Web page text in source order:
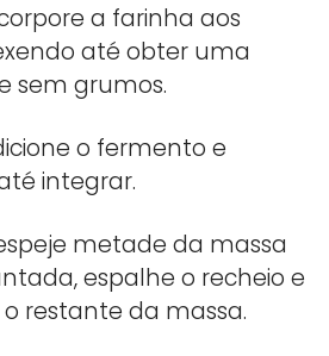
a farinha aos
até obter uma
sem grumos.
o fermento e
integrar.
metade da massa
espalhe o recheio e
restante da massa.